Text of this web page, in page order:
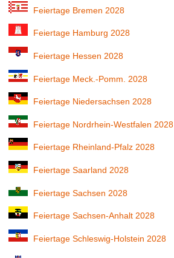
Feiertage Bremen 2028
Feiertage Hamburg 2028
Feiertage Hessen 2028
Feiertage Meck.-Pomm. 2028
Feiertage Niedersachsen 2028
Feiertage Nordrhein-Westfalen 2028
Feiertage Rheinland-Pfalz 2028
Feiertage Saarland 2028
Feiertage Sachsen 2028
Feiertage Sachsen-Anhalt 2028
Feiertage Schleswig-Holstein 2028